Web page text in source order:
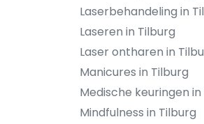
Laserbehandeling in
Laseren in Tilburg
Laser ontharen in
Manicures in Tilburg
Medische keuringen
Mindfulness in Tilburg